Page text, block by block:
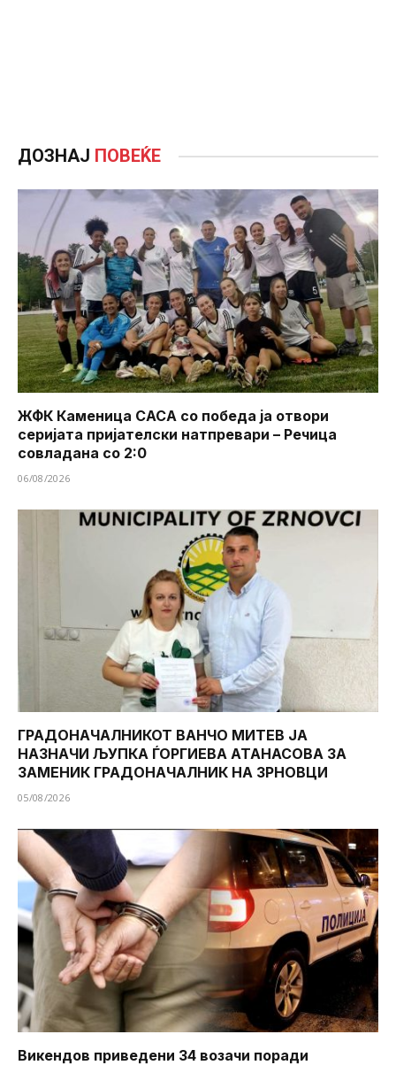
ДОЗНАЈ ПОВЕЌЕ
ЖФК Каменица САСА со победа ја отвори
серијата пријателски натпревари – Речица
совладана со 2:0
06/08/2026
ГРАДОНАЧАЛНИКОТ ВАНЧО МИТЕВ ЈА
НАЗНАЧИ ЉУПКА ЃОРГИЕВА АТАНАСОВА ЗА
ЗАМЕНИК ГРАДОНАЧАЛНИК НА ЗРНОВЦИ
05/08/2026
Викендов приведени 34 возачи поради